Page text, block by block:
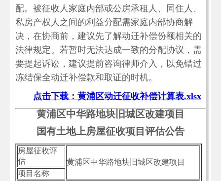
配。被征收人家庭内部或公房承租人、同住人、
私房产权人之间的利益分配需家庭内部协商解
决，在协商前，建议先了解动迁补偿份额相关的
法律规定。若暂时无法达成一致的分配协议，需
要提起诉讼，建议提前咨询律师介入，以免错过
冻结保全动迁补偿款和取证的时机。
点击下载：黄浦区动迁征收补偿计算表.xlsx
黄浦区中华路地块旧城区改建项目
国有土地上房屋征收项目评估公告
房屋征收评
估
黄浦区中华路地块旧城区改建项目
项目名称